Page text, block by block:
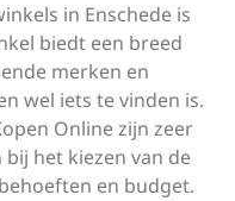
in Enschede is
biedt een breed
merken en
wel iets te vinden is.
Online zijn zeer
het kiezen van de
en budget.